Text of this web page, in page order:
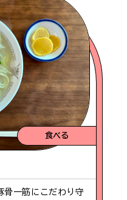
ー
ジ
食べる
骨一筋にこだわり守